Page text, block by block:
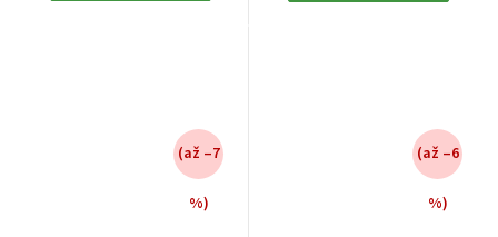
(až –7
%)
(až –6
%)